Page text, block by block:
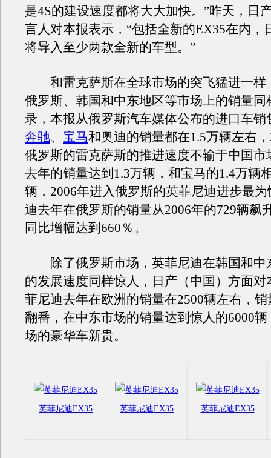
是4S的建设速度都将大大加快。”昨天，日
言人对本报表示，“包括全新的EX35在内，
将导入至少两款全新的车型。”
和雷克萨斯在全球市场的突飞猛进一样
俄罗斯、韩国和中东地区等市场上的销量同
录，本报从俄罗斯汽车媒体公布的进口车销
奔驰、 宝马和奥迪的销量都在1.5万辆左右
俄罗斯的雷克萨斯的推进速度不输于中国市
去年的销量达到1.3万辆，和宝马的1.4万辆
辆，2006年进入俄罗斯的英菲尼迪进步最
迪去年在俄罗斯的销量从2006年的729辆飙
同比增幅达到660％。
除了俄罗斯市场，英菲尼迪在韩国和中
的发展速度同样惊人，日产（中国）方面对
菲尼迪去年在欧洲的销量在2500辆左右，销
翻番，在中东市场的销量达到惊人的6000
场的豪华车新贵。
英菲尼迪EX35 英菲尼迪EX35 英菲尼迪EX35